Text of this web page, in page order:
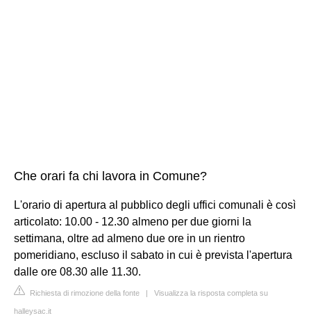
Che orari fa chi lavora in Comune?
L'orario di apertura al pubblico degli uffici comunali è così
articolato: 10.00 - 12.30 almeno per due giorni la
settimana, oltre ad almeno due ore in un rientro
pomeridiano, escluso il sabato in cui è prevista l'apertura
dalle ore 08.30 alle 11.30.
Richiesta di rimozione della fonte | Visualizza la risposta completa su
halleysac.it